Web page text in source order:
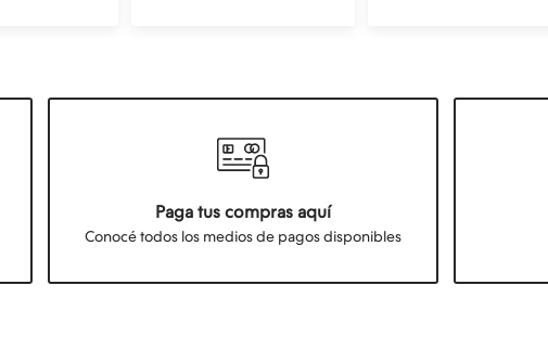
Paga tus compras aquí
Conocé todos los medios de pagos disponibles